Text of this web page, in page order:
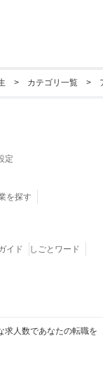
カテゴリ一覧
求人数であなたの転職を
定
を探す
イド
しごとワード